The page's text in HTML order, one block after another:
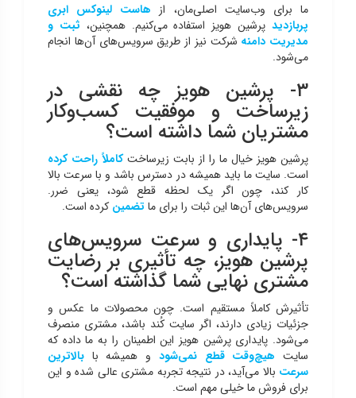
ما برای وب‌سایت اصلی‌مان، از هاست لینوکس ابری
پربازدیدپرشین هویز استفاده می‌کنیم. همچنین، ثبت و
مدیریت دامنه‌ شرکت نیز از طریق سرویس‌های آن‌ها انجام
می‌شود.
۳- پرشین هویز چه نقشی در
زیرساخت و موفقیت کسب‌وکار
مشتریان شما داشته است؟
پرشین هویز خیال ما را از بابت زیرساختکاملاً راحت کرده
است. سایت ما باید همیشه در دسترس باشد و با سرعت بالا
کار کند، چون اگر یک لحظه قطع شود، یعنی ضرر.
سرویس‌های آن‌ها این ثبات را برای ما تضمین کرده است.
۴- پایداری و سرعت سرویس‌های
پرشین هویز، چه تأثیری بر رضایت
مشتری نهایی شما گذاشته است؟
تأثیرش کاملاً مستقیم است. چون محصولات ما عکس و
جزئیات زیادی دارند، اگر سایت کُند باشد، مشتری منصرف
می‌شود. پایداری پرشین هویز این اطمینان را به ما داده که
سایت هیچ‌وقت قطع نمی‌شود و همیشه با بالاترین
سرعت بالا می‌آید، در نتیجه تجربه مشتری عالی شده و این
برای فروش ما خیلی مهم است.